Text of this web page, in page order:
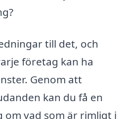
till det, och
företag kan ha
Genom att
kan du få en
vad som är rimligt i